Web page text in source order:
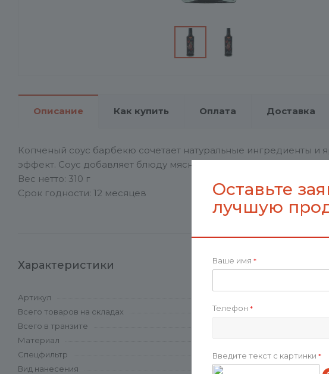
Описание Как купить Оплата Доставка
Копченый соус барбекю сочетает натуральные ингредиенты
эффект. Соус добавляет блюду мясной вкус, аромат, сочность и
Вес нетто: 310 г
Срок годности: 12 месяцев
Характеристики
Артикул
Всего товаров на складах
Всего в транзите
Материал
Спецфильтр
Вид нанесения
Оставьте
лучшую
Ваше имя *
Телефон *
Введите текст с картинки *